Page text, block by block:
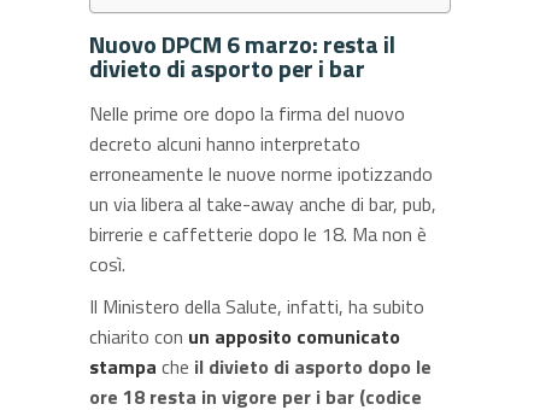
Nuovo DPCM 6 marzo: resta il
divieto di asporto per i bar
Nelle prime ore dopo la firma del nuovo
decreto alcuni hanno interpretato
erroneamente le nuove norme ipotizzando
un via libera al take-away anche di bar, pub,
birrerie e caffetterie dopo le 18. Ma non è
così.
Il Ministero della Salute, infatti, ha subito
chiarito con un apposito comunicato
stampa che il divieto di asporto dopo le
ore 18 resta in vigore per i bar (codice